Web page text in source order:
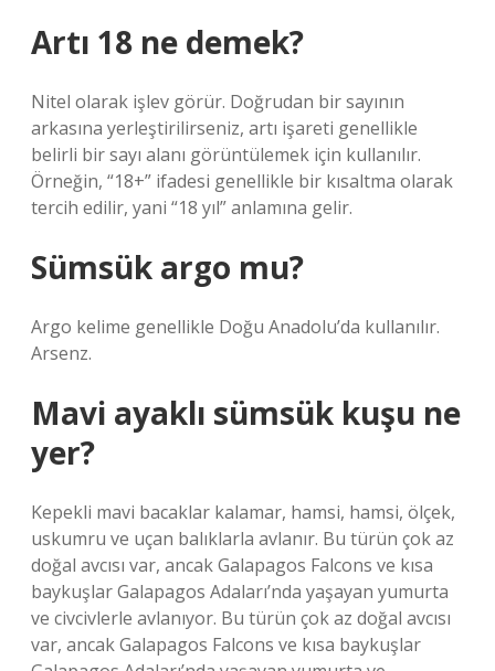
Artı 18 ne demek?
Nitel olarak işlev görür. Doğrudan bir sayının
arkasına yerleştirilirseniz, artı işareti genellikle
belirli bir sayı alanı görüntülemek için kullanılır.
Örneğin, “18+” ifadesi genellikle bir kısaltma olarak
tercih edilir, yani “18 yıl” anlamına gelir.
Sümsük argo mu?
Argo kelime genellikle Doğu Anadolu’da kullanılır.
Arsenz.
Mavi ayaklı sümsük kuşu ne
yer?
Kepekli mavi bacaklar kalamar, hamsi, hamsi, ölçek,
uskumru ve uçan balıklarla avlanır. Bu türün çok az
doğal avcısı var, ancak Galapagos Falcons ve kısa
baykuşlar Galapagos Adaları’nda yaşayan yumurta
ve civcivlerle avlanıyor. Bu türün çok az doğal avcısı
var, ancak Galapagos Falcons ve kısa baykuşlar